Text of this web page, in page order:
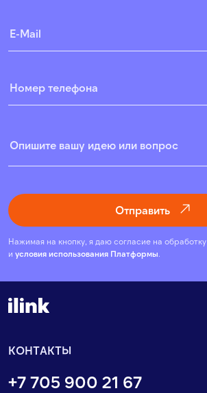
Отправить
Нажимая на кнопку, я даю согласие на обработку
и условия использования Платформы
КОНТАКТЫ
+7 705 900 21 67